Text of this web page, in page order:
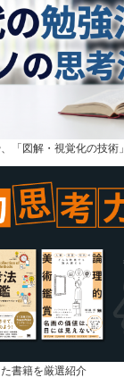
「図解・視覚化の技術
書籍を厳選紹介